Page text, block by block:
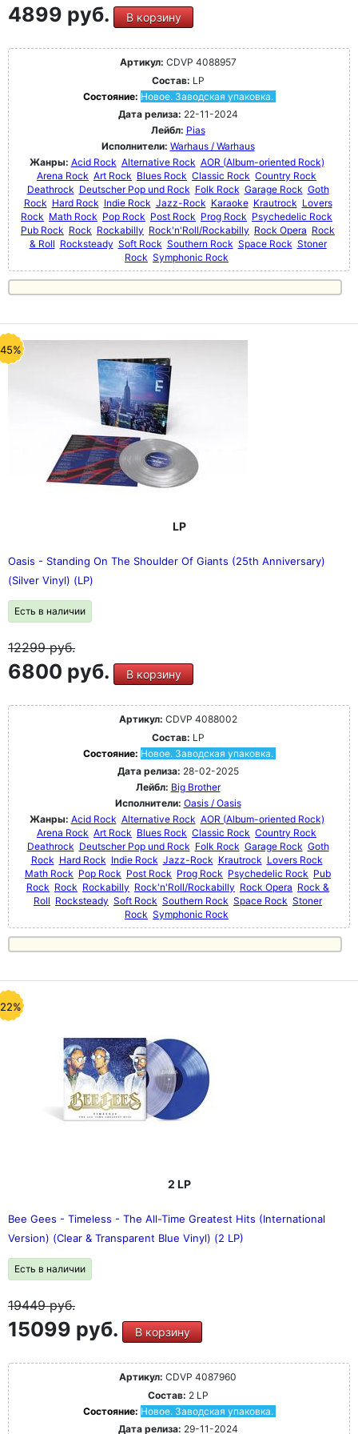
4899 руб. В корзину
Артикул: CDVP 4088957
Состав: LP
Состояние: Новое. Заводская упаковка.
Дата релиза: 22-11-2024
Лейбл: Pias
Исполнители: Warhaus / Warhaus
Жанры: Acid Rock Alternative Rock AOR (Album-oriented Rock)
Arena Rock Art Rock Blues Rock Classic Rock Country Rock
Deathrock Deutscher Pop und Rock Folk Rock Garage Rock Goth
Rock Hard Rock Indie Rock Jazz-Rock Karaoke Krautrock Lovers
Rock Math Rock Pop Rock Post Rock Prog Rock Psychedelic Rock
Pub Rock Rock Rockabilly Rock'n'Roll/Rockabilly Rock Opera Rock
& Roll Rocksteady Soft Rock Southern Rock Space Rock Stoner
Rock Symphonic Rock
LP
Oasis - Standing On The Shoulder Of Giants (25th Anniversary)
(Silver Vinyl) (LP)
Есть в наличии
12299руб.
6800 руб. В корзину
Артикул: CDVP 4088002
Состав: LP
Состояние: Новое. Заводская упаковка.
Дата релиза: 28-02-2025
Лейбл: Big Brother
Исполнители: Oasis / Oasis
Жанры: Acid Rock Alternative Rock AOR (Album-oriented Rock)
Arena Rock Art Rock Blues Rock Classic Rock Country Rock
Deathrock Deutscher Pop und Rock Folk Rock Garage Rock Goth
Rock Hard Rock Indie Rock Jazz-Rock Krautrock Lovers Rock
Math Rock Pop Rock Post Rock Prog Rock Psychedelic Rock Pub
Rock Rock Rockabilly Rock'n'Roll/Rockabilly Rock Opera Rock &
Roll Rocksteady Soft Rock Southern Rock Space Rock Stoner
Rock Symphonic Rock
2 LP
Bee Gees - Timeless - The All-Time Greatest Hits (International
Version) (Clear & Transparent Blue Vinyl) (2 LP)
Есть в наличии
19449руб.
15099 руб. В корзину
Артикул: CDVP 4087960
Состав: 2 LP
Состояние: Новое. Заводская упаковка.
Дата релиза: 29-11-2024